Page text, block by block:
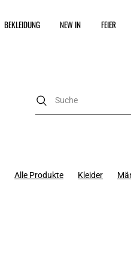
BEKLEIDUNG NEW IN FEIER
Alle Produkte Kleider